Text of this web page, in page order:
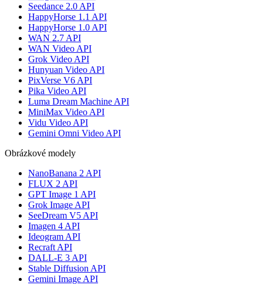
Seedance 2.0 API
HappyHorse 1.1 API
HappyHorse 1.0 API
WAN 2.7 API
WAN Video API
Grok Video API
Hunyuan Video API
PixVerse V6 API
Pika Video API
Luma Dream Machine API
MiniMax Video API
Vidu Video API
Gemini Omni Video API
Obrázkové modely
NanoBanana 2 API
FLUX 2 API
GPT Image 1 API
Grok Image API
SeeDream V5 API
Imagen 4 API
Ideogram API
Recraft API
DALL-E 3 API
Stable Diffusion API
Gemini Image API